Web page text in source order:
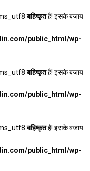
बहिष्कृतहै! इसके बजाय
public_html/wp-
बहिष्कृतहै! इसके बजाय
public_html/wp-
बहिष्कृतहै! इसके बजाय
public_html/wp-